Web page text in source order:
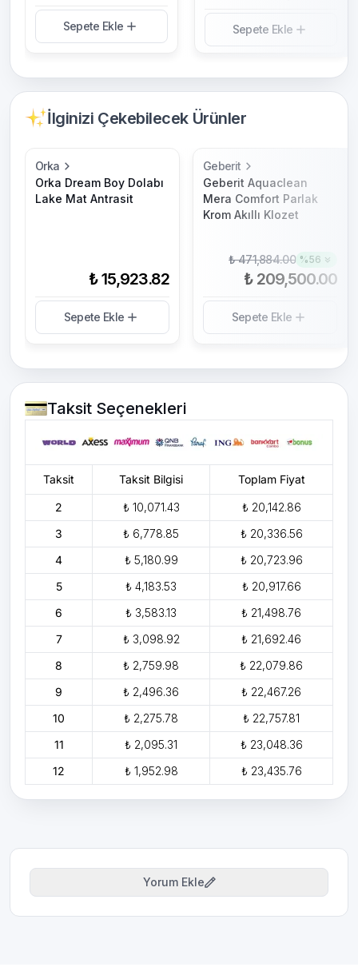
Sepete Ekle Sepete Ekle
İlginizi Çekebilecek Ürünler
Orka
Orka Dream Boy Dolabı
Lake Mat Antrasit
₺ 15,923.82
Sepete Ekle
Geberit
Geberit Aquaclean
Mera Comfort Parlak
Krom Akıllı Klozet
₺ 471,884.00 %56
₺ 209,500.00
Sepete Ekle
Taksit Seçenekleri
Taksit Taksit Bilgisi Toplam Fiyat
2 ₺ 10,071.43
₺ 20,142.86
3
₺ 6,778.85
₺ 20,336.56
4
₺ 5,180.99
₺ 20,723.96
5
₺ 4,183.53
₺ 20,917.66
6
₺ 3,583.13
₺ 21,498.76
7
₺ 3,098.92
₺ 21,692.46
8
₺ 2,759.98
₺ 22,079.86
9
₺ 2,496.36
₺ 22,467.26
10
₺ 2,275.78
₺ 22,757.81
11
₺ 2,095.31
₺ 23,048.36
12
₺ 1,952.98 ₺ 23,435.76
Yorum Ekle